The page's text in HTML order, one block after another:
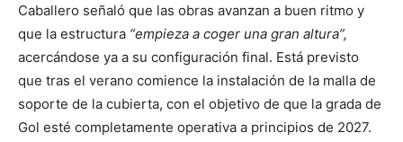
Caballero señaló que las obras avanzan a buen ritmo y
que la estructura “empieza a coger una gran altura”,
acercándose ya a su configuración final. Está previsto
que tras el verano comience la instalación de la malla de
soporte de la cubierta, con el objetivo de que la grada de
Gol esté completamente operativa a principios de 2027.